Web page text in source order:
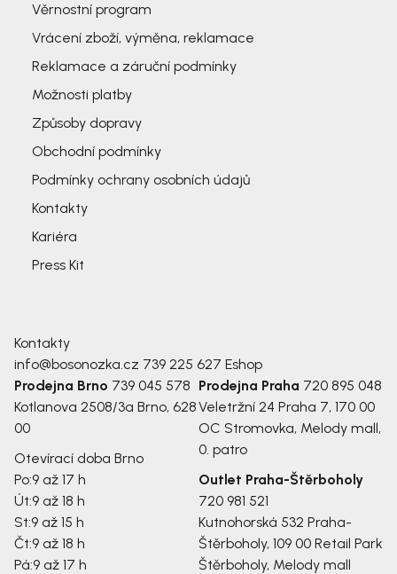
Věrnostní program
Vrácení zboží, výměna, reklamace
Reklamace a záruční podmínky
Možnosti platby
Způsoby dopravy
Obchodní podmínky
Podmínky ochrany osobních údajů
Kontakty
Kariéra
Press Kit
Kontakty
info@bosonozka.cz 739 225 627 Eshop
Prodejna Brno 739 045 578
Kotlanova 2508/3a Brno, 628
00
Otevírací doba Brno
Po:9 až 17 h
Út:9 až 18 h
St:9 až 15 h
Čt:9 až 18 h
Pá:9 až 17 h
Prodejna Praha 720 895 048
Veletržní 24 Praha 7, 170 00
OC Stromovka, Melody mall,
0. patro
Outlet Praha-Štěrboholy
720 981 521
Kutnohorská 532 Praha-
Štěrboholy, 109 00 Retail Park
Štěrboholy, Melody mall